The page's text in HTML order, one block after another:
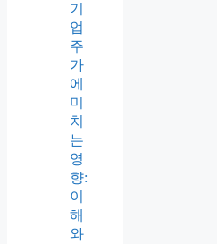
기
업
주
가
에
미
치
는
영
향:
이
해
와